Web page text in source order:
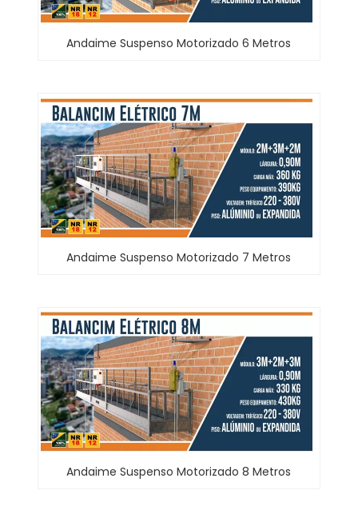
Andaime Suspenso Motorizado 6 Metros
Andaime Suspenso Motorizado 7 Metros
Andaime Suspenso Motorizado 8 Metros